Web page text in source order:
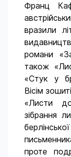
Франц
вразили
романи
також
«Стук у
Вісім
«Листи
зібрання
проте